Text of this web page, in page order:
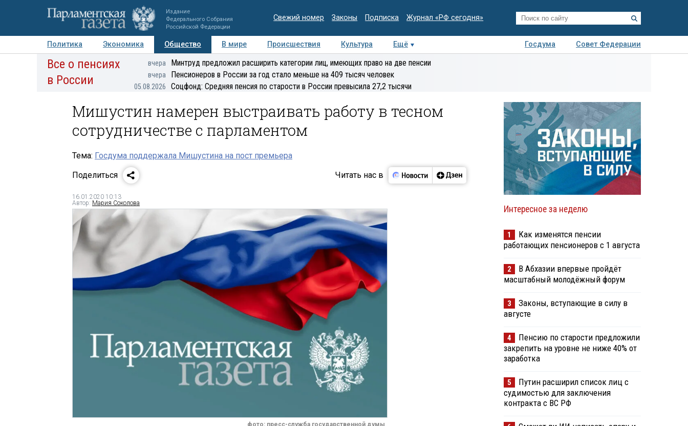
Издание
Федерального Собрания
Российской Федерации
Свежий номер Законы Подписка Журнал «РФ сегодня»
Политика Экономика Общество В мире Происшествия Культура Ещё Госдума
Совет Федерации
Авторы Персоны Мнения Регионы Медиацентр Интервью Колумнисты
Деловая
Все о пенсиях
в России
вчера Минтруд предложил расширить категории лиц, имеющих право на две пенсии
вчера Пенсионеров в России за год стало меньше на 409 тысяч человек
05.08.2026 Соцфонд: Средняя пенсия по старости в России превысила 27,2 тысячи
Мишустин намерен выстраивать работу в тесном
сотрудничестве с парламентом
Тема: Госдума поддержала Мишустина на пост премьера
Поделиться
Читать нас в
16.01.2020 10:13
Автор: Мария Соколова
Интересное за неделю
1
Как изменятся пенсии
работающих пенсионеров с 1 августа
2
В Абхазии впервые пройдёт
масштабный молодёжный форум
3
Законы, вступающие в силу в
августе
4
Пенсию по старости предложили
закрепить на уровне не ниже 40% от
заработка
5
Путин расширил список лиц с
судимостью для заключения
контракта с ВС РФ